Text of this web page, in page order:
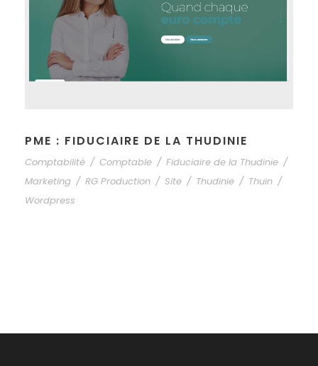
PME : FIDUCIAIRE DE LA THUDINIE
Comptabilité / Comptable / Fiduciaire de la Thudinie /
Marketing / RG Production / Site / Thudinie / Thuin /
Wordpress